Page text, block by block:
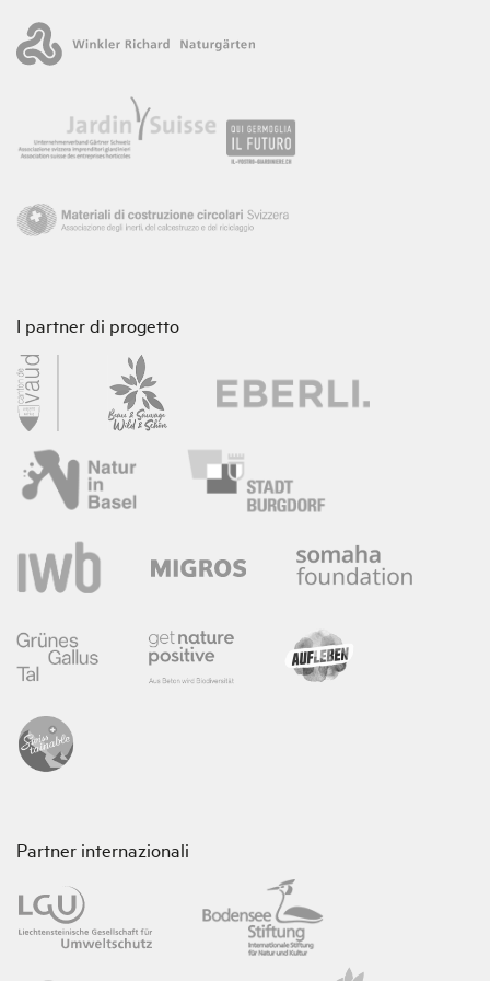
I partner di progetto
Partner internazionali